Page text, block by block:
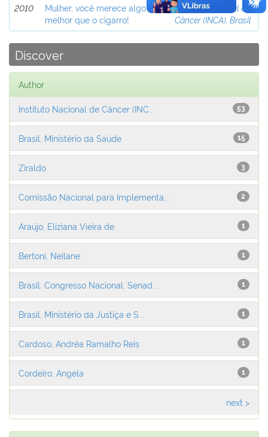
2010
Mulher, você merece algo
melhor que o cigarro!
Instituto Nacional de
Câncer (INCA), Brasil
Discover
Author
53
Instituto Nacional de Câncer (INC...
15
Brasil. Ministério da Saúde
3
Ziraldo
2
Comissão Nacional para Implementa...
1
Araújo, Eliziana Vieira de
1
Bertoni, Neilane
1
Brasil. Congresso Nacional. Senad...
1
Brasil. Ministério da Justiça e S...
1
Cardoso, Andréa Ramalho Reis
1
Cordeiro, Angela
next >